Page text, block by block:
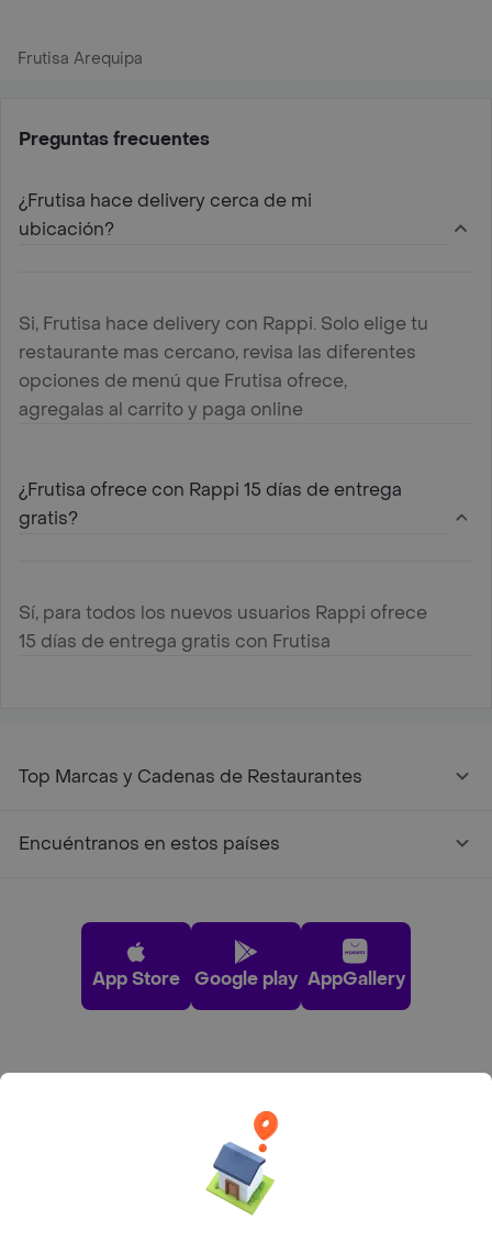
Frutisa Arequipa
Preguntas frecuentes
¿Frutisa hace delivery cerca de mi
ubicación?
Si, Frutisa hace delivery con Rappi. Solo elige tu
restaurante mas cercano, revisa las diferentes
opciones de menú que Frutisa ofrece,
agregalas al carrito y paga online
¿Frutisa ofrece con Rappi 15 días de entrega
gratis?
Sí, para todos los nuevos usuarios Rappi ofrece
15 días de entrega gratis con Frutisa
Top Marcas y Cadenas de Restaurantes
Encuéntranos en estos países
App Store Google play AppGallery